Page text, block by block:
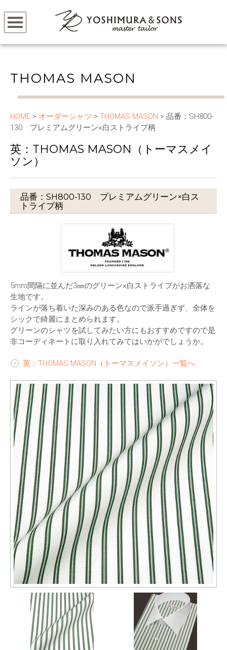
THOMAS MASON
HOME > オーダーシャツ > THOMAS MASON > 品番：SH800-
130 プレミアムグリーン×白ストライプ柄
英：THOMAS MASON（トーマスメイ
ソン）
品番：SH800-130 プレミアムグリーン×白ス
トライプ柄
5mm間隔に並んだ3㎜のグリーン×白ストライプがお洒落な
生地です。
ラインが落ち着いた深みのある色なので派手過ぎず、全体を
シックで綺麗にまとめられます。
グリーンのシャツを試してみたい方にもおすすめですので是
非コーディネートに取り入れてみてはいかがでしょうか。
英：THOMAS MASON（トーマスメイソン）一覧へ